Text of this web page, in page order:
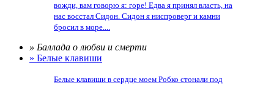
вожди, вам говорю я: горе! Едва я принял власть, на
нас восстал Сидон. Сидон я ниспроверг и камни
бросил в море....
» Баллада о любви и смерти
» Белые клавиши
Белые клавиши в сердце моем Робко стонали под